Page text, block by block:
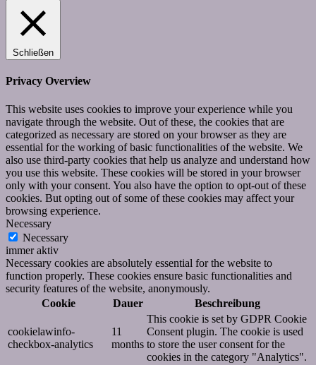
Schließen
Privacy Overview
This website uses cookies to improve your experience while you
navigate through the website. Out of these, the cookies that are
categorized as necessary are stored on your browser as they are
essential for the working of basic functionalities of the website. We
also use third-party cookies that help us analyze and understand how
you use this website. These cookies will be stored in your browser
only with your consent. You also have the option to opt-out of these
cookies. But opting out of some of these cookies may affect your
browsing experience.
Necessary
Necessary
immer aktiv
Necessary cookies are absolutely essential for the website to
function properly. These cookies ensure basic functionalities and
security features of the website, anonymously.
Cookie
Dauer Beschreibung
cookielawinfo-
checkbox-analytics
11
months
This cookie is set by GDPR Cookie
Consent plugin. The cookie is used
to store the user consent for the
cookies in the category "Analytics".